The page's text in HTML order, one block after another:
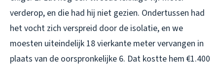
verderop, en die had hij niet gezien. Ondertussen had
het vocht zich verspreid door de isolatie, en we
moesten uiteindelijk 18 vierkante meter vervangen in
plaats van de oorspronkelijke 6. Dat kostte hem €1.400